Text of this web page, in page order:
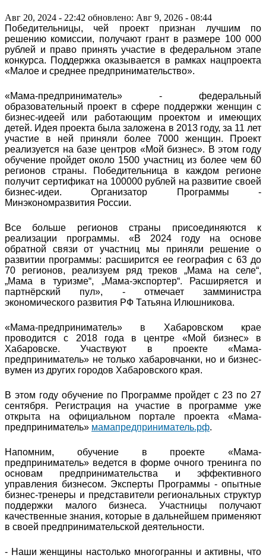
Авг 20, 2024 - 22:42 обновлено: Авг 9, 2026 - 08:44
Победительницы, чей проект признан лучшим по
решению комиссии, получают грант в размере 100 000
рублей и право принять участие в федеральном этапе
конкурса. Поддержка оказывается в рамках нацпроекта
«Малое и среднее предпринимательство».
«Мама-предприниматель» - федеральный
образовательный проект в сфере поддержки женщин с
бизнес-идеей или работающим проектом и имеющих
детей. Идея проекта была заложена в 2013 году, за 11 лет
участие в ней приняли более 7000 женщин. Проект
реализуется на базе центров «Мой бизнес». В этом году
обучение пройдет около 1500 участниц из более чем 60
регионов страны. Победительница в каждом регионе
получит сертификат на 100000 рублей на развитие своей
бизнес-идеи. Организатор Программы -
Минэкономразвития России.
Все больше регионов страны присоединяются к
реализации программы. «В 2024 году на основе
обратной связи от участниц мы приняли решение о
развитии программы: расширится ее география с 63 до
70 регионов, реализуем ряд треков „Мама на селе“,
„Мама в туризме“, „Мама-экспортер“. Расширяется и
партнёрский пул», - отмечает замминистра
экономического развития РФ Татьяна Илюшникова.
«Мама-предприниматель» в Хабаровском крае
проводится с 2018 года в центре «Мой бизнес» в
Хабаровске. Участвуют в проекте «Мама-
предприниматель» не только хабаровчанки, но и бизнес-
вумен из других городов Хабаровского края.
В этом году обучение по Программе пройдет с 23 по 27
сентября. Регистрация на участие в программе уже
открыта на официальном портале проекта «Мама-
предприниматель» мамапредприниматель.рф.
Напомним, обучение в проекте «Мама-
предприниматель» ведется в форме очного тренинга по
основам предпринимательства и эффективного
управления бизнесом. Эксперты Программы - опытные
бизнес-тренеры и представители региональных структур
поддержки малого бизнеса. Участницы получают
качественные знания, которые в дальнейшем применяют
в своей предпринимательской деятельности.
- Наши женщины настолько многогранны и активны, что